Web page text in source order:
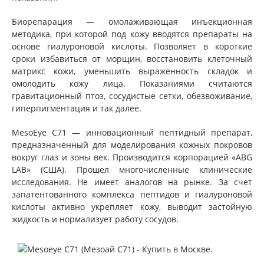
Биорепарация — омолаживающая инъекционная
методика, при которой под кожу вводятся препараты на
основе гиалуроновой кислоты. Позволяет в короткие
сроки избавиться от морщин, восстановить клеточный
матрикс кожи, уменьшить выраженность складок и
омолодить кожу лица. Показаниями считаются
гравитационный птоз, сосудистые сетки, обезвоживание,
гиперпигментация и так далее.
MesoEye С71 — инновационный пептидный препарат,
предназначенный для моделирования кожных покровов
вокруг глаз и зоны век. Производится корпорацией «ABG
LAB» (США). Прошел многочисленные клинические
исследования. Не имеет аналогов на рынке. За счет
запатентованного комплекса пептидов и гиалуроновой
кислоты активно укрепляет кожу, выводит застойную
жидкость и нормализует работу сосудов.